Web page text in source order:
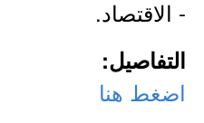
- الاقتصاد.
التفاصيل:
اضغط هنا